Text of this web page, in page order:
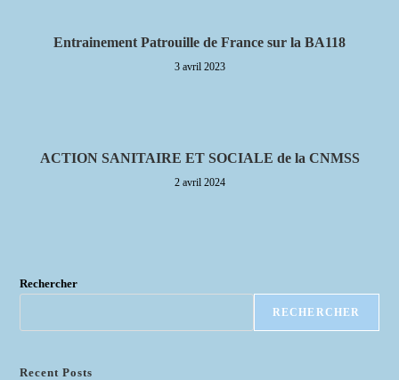
Entrainement Patrouille de France sur la BA118
3 avril 2023
ACTION SANITAIRE ET SOCIALE de la CNMSS
2 avril 2024
Rechercher
RECHERCHER
Recent Posts